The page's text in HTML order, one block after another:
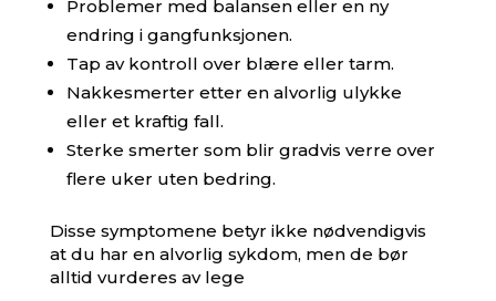
Problemer med balansen eller en ny
endring i gangfunksjonen.
Tap av kontroll over blære eller tarm.
Nakkesmerter etter en alvorlig ulykke
eller et kraftig fall.
Sterke smerter som blir gradvis verre over
flere uker uten bedring.
Disse symptomene betyr ikke nødvendigvis
at du har en alvorlig sykdom, men de bør
alltid vurderes av lege